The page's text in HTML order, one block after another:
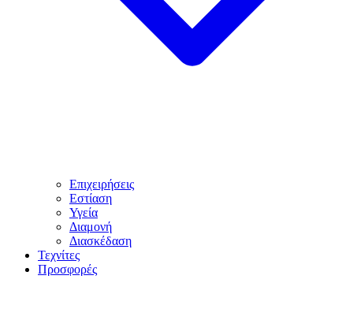
Επιχειρήσεις
Εστίαση
Υγεία
Διαμονή
Διασκέδαση
Τεχνίτες
Προσφορές